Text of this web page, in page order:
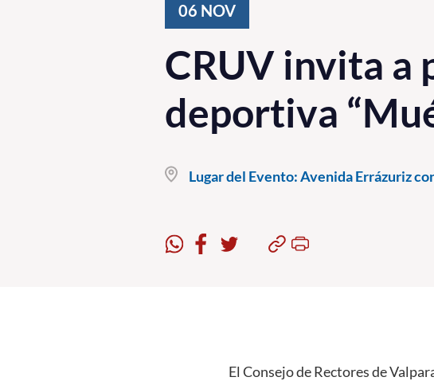
06 NOV
CRUV invita a
deportiva
Lugar del Evento:Avenida Errázuriz
El Consejo de Rectores de